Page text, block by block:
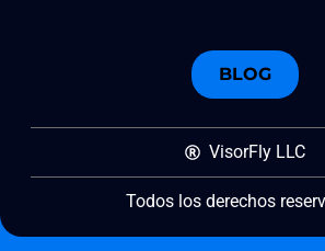
BLOG
VisorFly LLC
Todos los derechos